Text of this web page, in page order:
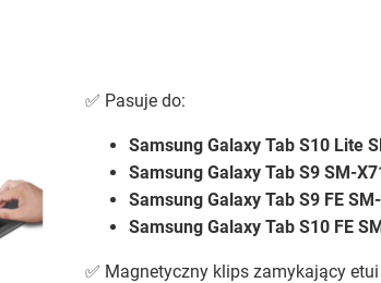
✅ Pasuje do:
Samsung Galaxy Tab S10 Lite
Samsung Galaxy Tab S9 SM-
Samsung Galaxy Tab S9 FE
Samsung Galaxy Tab S10 FE
✅ Magnetyczny klips zamykający etui